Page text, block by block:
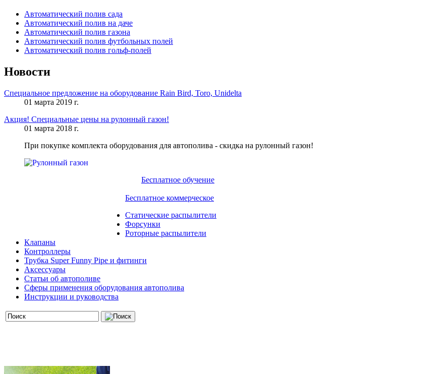
Автоматический полив сада
Автоматический полив на даче
Автоматический полив газона
Автоматический полив футбольных полей
Автоматический полив гольф-полей
Новости
Специальное предложение на оборудование Rain Bird, Toro, Unidelta
01 марта 2019 г.
Акция! Специальные цены на рулонный газон!
01 марта 2018 г.
При покупке комплекта оборудования для автополива - скидка на рулонный газон!
Бесплатное обучение
Бесплатное коммерческое
Статические распылители
Форсунки
Роторные распылители
Клапаны
Контроллеры
Трубка Super Funny Pipe и фитинги
Аксессуары
Статьи об автополиве
Сферы применения оборудования автополива
Инструкции и руководства